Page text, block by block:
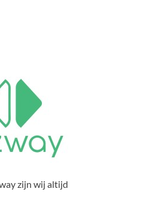
zijn wij altijd